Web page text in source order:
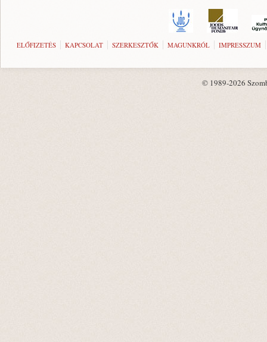
ELŐFIZETÉS KAPCSOLAT SZERKESZTŐK MAGUNKRÓL IMPRESSZUM
© 1989-2026